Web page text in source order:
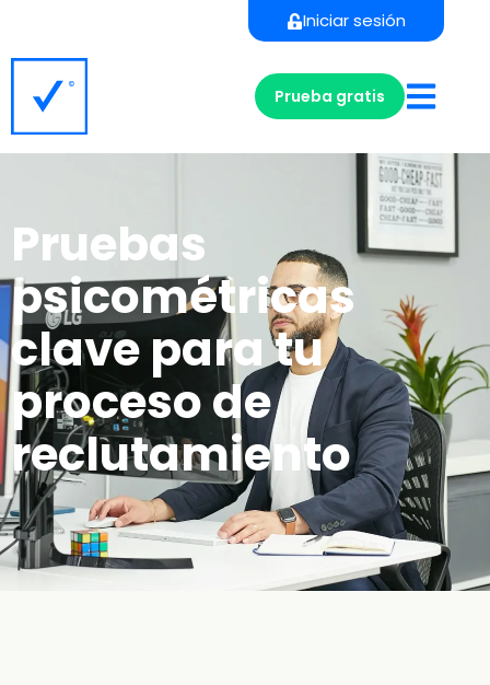
Iniciar sesión
Prueba gratis
Pruebas
psicométricas
clave para tu
proceso de
reclutamiento